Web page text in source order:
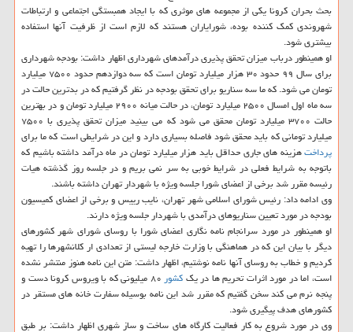
بحث بحران كرونا یكی از مجموعه های موثری كه با ایجاد همبستگی اجتماعی و ارتباطات
شهروندی كمك كننده بوده، شورایاران هستند كه لازم است از ظرفیت آنها استفاده
بیشتری شود.
او همینطور درباب میزان تحقق پذیری درآمدهای شهرداری اظهار داشت: بودجه شهرداری
برای سال ۹۹ حدود ۳۰ هزار میلیارد تومان است كه سه دوازدهم حدود ۷۵۰۰ میلیارد
تومان می شود. كه ما سه سناریو برای تحقق بودجه در نظر گرفتیم كه در بدترین حالت در
سه ماه اول امسال ۲۵۰۰ میلیارد تومان، در حالت میانه ۲۹۰۰ میلیارد تومان و در بهترین
حالت ۳۷۰۰ میلیارد تومان محقق می شود كه می بینید میزان تحقق پذیری با ۷۵۰۰
میلیارد تومانی كه باید محقق شود فاصله بسیاری دارد و این در شرایطی است كه ما برای
پرداختهزینه های جاری حداقل باید هزار میلیارد تومان در ماه درآمد داشته باشیم كه
باتوجه به شرایط فعلی در شرایط خوبی به سر نمی بریم و در جلسه روز گذشته هیات
رئیسه مقرر شد برخی از اعضای شورا جلسه ویژه با شهردار تهران داشته باشند.
وی ادامه داد: رئیس شورای اسلامی شهر تهران، نایب رییس و برخی از اعضای كمیسیون
بودجه در مورد تعیین سناریوهای درآمدی با شهردار جلسه ویژه دارند.
او همینطور در مورد سرانجام نامه نگاری اعضای شورا با روسای شورای شهر كشورهای
دیگر با بیان این كه در هماهنگی با وزارت خارجه لیستی از تعدادی ار كلانشهرها را تهیه
كردیم و خطاب به روسای آنها نامه نوشتیم، اظهار داشت: متن این نامه هنوز منتشر نشده
است، اما در مورد اثرات تحریم ها در یككشور
۸۰ میلیونی كه با ویروس كرونا دست و
پنجه نرم می كند سخن گفتیم كه مقرر شد این نامه بوسیله سفارت خانه های مستقر در
كشورهای هدف پیگیری شود.
وی در مورد شروع به كار فعالیت كارگاه های ساخت و ساز شهری اظهار داشت: بر طبق